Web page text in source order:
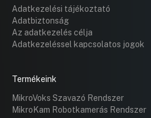
Adatkezelési tájékoztató
Adatbiztonság
Az adatkezelés célja
Adatkezeléssel kapcsolatos jogok
Termékeink
MikroVoks Szavazó Rendszer
MikroKam Robotkamerás Rendszer